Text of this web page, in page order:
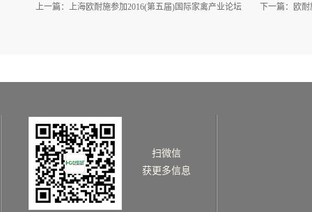
上一篇： 上海欧耐施参加2016(第五届)国际家禽产业论坛 下一篇： 欧
扫微信
获更多信息